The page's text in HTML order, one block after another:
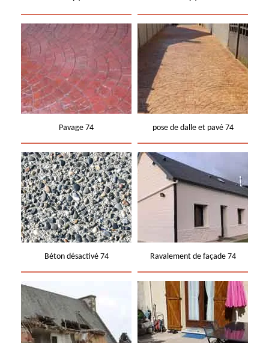
Pavage 74 pose de dalle et pavé 74
Béton désactivé 74 Ravalement de façade 74